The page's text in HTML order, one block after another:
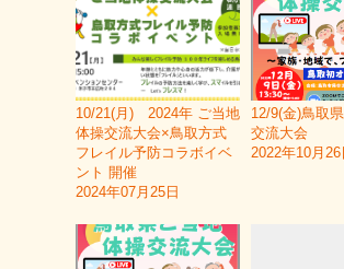
10/21(月) 2024年 ご当地
体操交流大会×鳥取方式
フレイル予防コラボイベ
ント 開催
2024年07月25日
12/9(金)鳥取
交流大会
2022年10月26